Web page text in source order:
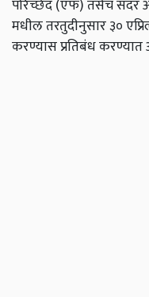
परिच्छेद (एफ) तसेच सदर
मधील तरतुदीनुसार ३०
करण्यास प्रतिबंध